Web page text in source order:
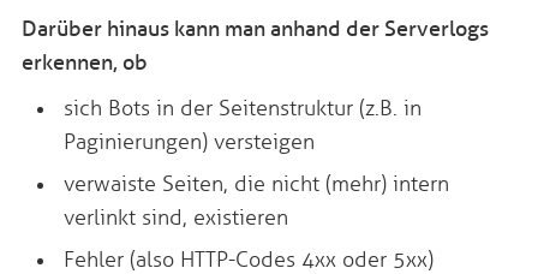
Darüber hinaus kann man anhand der Serverlogs
erkennen, ob
sich Bots in der Seitenstruktur (z.B. in
Paginierungen) versteigen
verwaiste Seiten, die nicht (mehr) intern
verlinkt sind, existieren
Fehler (also HTTP-Codes 4xx oder 5xx)